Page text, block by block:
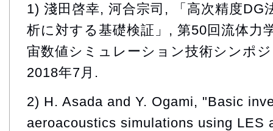
1) 淺田啓幸, 河合宗司, 「高次精度DG
析に対する基礎検証」, 第50回流体力
宙数値シミュレーション技術シンポ
2018年7月.
2) H. Asada and Y. Ogami, "Basic
aeroacoustics simulations using LES